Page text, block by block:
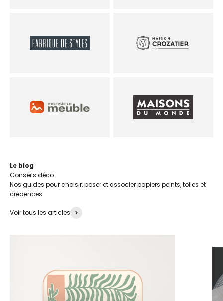
Le blog
Nos guides pour choisir, poser et associer papiers peints, toiles et
crédences.
Voir tous les articles